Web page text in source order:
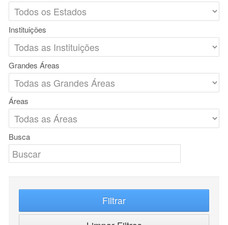
Instituições
Grandes Áreas
Áreas
Busca
Filtrar